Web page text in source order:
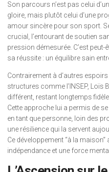
Son parcours n’est pas celui
gloire, mais plutôt celui d’une
amour sincère pour son sport.
crucial, l’entourant de soutien
pression démesurée. C’est peut-
sa réussite : un équilibre sain
Contrairement à d’autres
structures comme l’INSEP, Loïs
différent, restant longtemps
Cette approche lui a permis de
en tant que personne, loin des
une résilience qui la servent
Ce développement “à la maison”
indépendance et une force